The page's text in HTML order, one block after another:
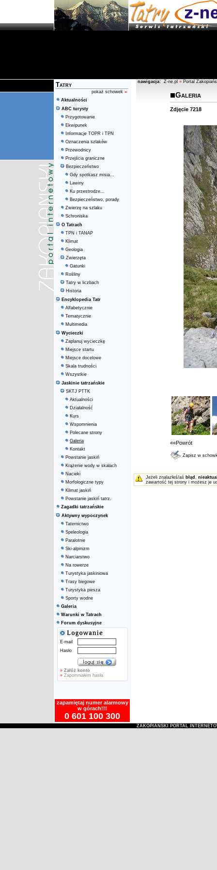
Tatry
pokaż schowek »
Aktualności
ABC turysty
Przygotowanie
Ekwipunek
Informacje TOPR i TPN
Oznaczenia szlaków
Przewodnicy
Przejścia graniczne
Bezpieczeństwo
Gdy spotkasz misia...
Lawiny
Ku przestrodze...
Bezpieczeństwo, porady
Zwierzę na szlaku
Schroniska
O Tatrach
TPN i TANAP
Klimat
Geologia
Zwierzęta
Gatunki
Rośliny
Tatry w liczbach
Historia
Encyklopedia Tatr
Alfabetycznie
Tematycznie
Multimedia
Wycieczki
Zaplanuj wycieczkę
Miejsce startu
Miejsce docelowe
Skala trudności
Wszystkie
Jaskinie tatrzańskie
SKTJ PTTK
Aktualności
Działalność
Kurs
Wspomnienia
Polecane strony
Galeria
Kontakt
Powstanie jaskiń
Krążenie wody w skałach
Nacieki
Morfologiczne typy
Klimat jaskiń
Powstanie jaskiń tatrz.
Zagadki tatrzańskie
Aktywny wypoczynek
Taternictwo
Speleologia
Paralotnie
Ski-alpinizm
Narciarstwo
Na rowerze
Turystyka jaskiniowa
Trasy biegowe
Turystyka piesza
Sporty wodne
Galeria
Warunki w Tatrach
Forum dyskusyjne
E-mail
Hasło
» Załóż konto
»Zapomniałem hasła
zapamiętaj numer alarmowy
w górach!!!
0 601 100 300
nawigacja: Z-ne.pl » Portal
Galeria
Zdjęcie 7218
««Powrót
Zapisz w
Jeżeli znalazłeś/aś błąd ,
zawartość tej strony i możesz je
ZAKOPIAŃSKI PORTAL